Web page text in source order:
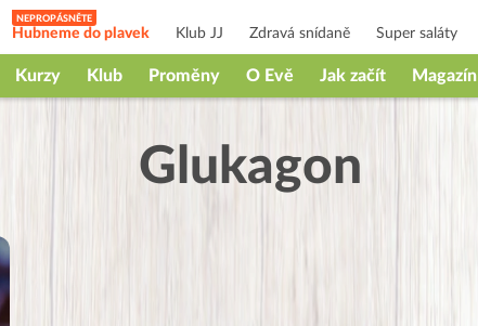
Hubneme do plavek Klub JJ Zdravá snídaně Super saláty
Kurzy Klub Proměny O Evě Jak začít Magazín
Glukagon